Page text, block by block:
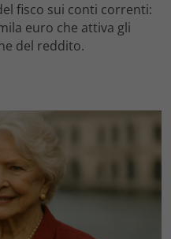
fisco sui conti correnti:
euro che attiva gli
del reddito.